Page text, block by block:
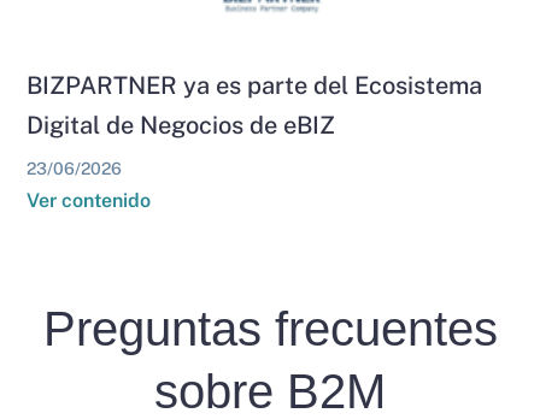
BIZPARTNER ya es parte del Ecosistema
Digital de Negocios de eBIZ
23/06/2026
Ver contenido
Preguntas frecuentes
sobre B2M